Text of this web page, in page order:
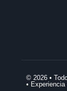
© 2026 •
•